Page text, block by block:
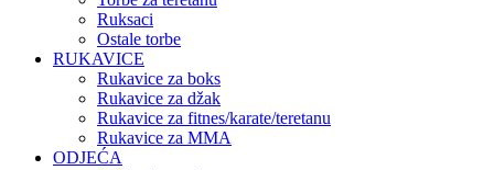
Ruksaci
Ostale torbe
RUKAVICE
Rukavice za boks
Rukavice za džak
Rukavice za fitnes/karate/teretanu
Rukavice za MMA
ODJEĆA